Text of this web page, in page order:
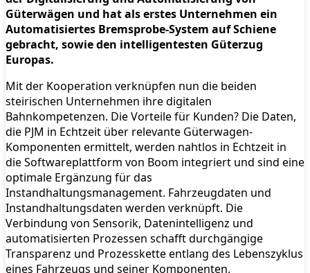
Güterwägen und hat als erstes Unternehmen ein
Automatisiertes Bremsprobe-System auf Schiene
gebracht, sowie den intelligentesten Güterzug
Europas.
Mit der Kooperation verknüpfen nun die beiden
steirischen Unternehmen ihre digitalen
Bahnkompetenzen. Die Vorteile für Kunden? Die Daten,
die PJM in Echtzeit über relevante Güterwagen-
Komponenten ermittelt, werden nahtlos in Echtzeit in
die Softwareplattform von Boom integriert und sind eine
optimale Ergänzung für das
Instandhaltungsmanagement. Fahrzeugdaten und
Instandhaltungsdaten werden verknüpft. Die
Verbindung von Sensorik, Datenintelligenz und
automatisierten Prozessen schafft durchgängige
Transparenz und Prozesskette entlang des Lebenszyklus
eines Fahrzeugs und seiner Komponenten.